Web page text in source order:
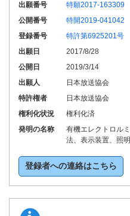
出願番号
特願2017-163309
公開番号
特開2019-041042
登録番号
特許第6925201号
出願日
2017/8/28
公開日
2019/3/14
出願人
日本放送協会
特許権者
日本放送協会
権利化状況
権利化済
発明の名称
有機エレクトロル
法、表示装置、照
登録者への連絡はこちら